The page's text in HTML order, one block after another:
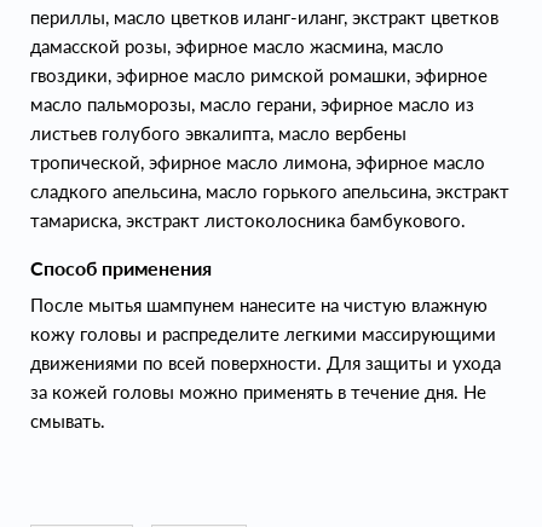
периллы, масло цветков иланг-иланг, экстракт цветков
дамасской розы, эфирное масло жасмина, масло
гвоздики, эфирное масло римской ромашки, эфирное
масло пальморозы, масло герани, эфирное масло из
листьев голубого эвкалипта, масло вербены
тропической, эфирное масло лимона, эфирное масло
сладкого апельсина, масло горького апельсина, экстракт
тамариска, экстракт листоколосника бамбукового.
Способ применения
После мытья шампунем нанесите на чистую влажную
кожу головы и распределите легкими массирующими
движениями по всей поверхности. Для защиты и ухода
за кожей головы можно применять в течение дня. Не
смывать.